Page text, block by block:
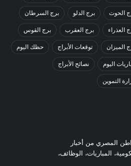
الحوت برج الدلو برج السرطان
العذراء برج العقرب برج القوس
الميزان توقعات الأبراج حظك اليوم
اليوم نصائح الأبراج
التموين
المصري من أخبار
المباريات، الوظائف،